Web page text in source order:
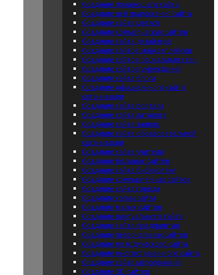
Создание продающего сайта
Создание веб приложения сайта
Создание сайта цветов
Создание коммерческих сайтов
Создание сайта дизайнера
Создание сайтов маркетплейсов
Создание сайтов социальная сеть
Создание сайтов учреждений
Создание сайта блога
Создание официального сайта
организации
Создание сайта портала
Создание сайта каталога
Создание сайта заявок
Создание сайта образовательной
организации
Создание сайта учителя
Создание больших сайтов
Создание сайта библиотеки
Создание компьютерных сайтов
Создание сайта города
Создание копии сайта
Создание малых сайтов
Создание виртуального сайта
Создание сайта предприятия
Создание персональных сайтов
Создание методического сайта
Создание многостраничного сайта
Создание сайта мероприятий
Создание 3D сайтов